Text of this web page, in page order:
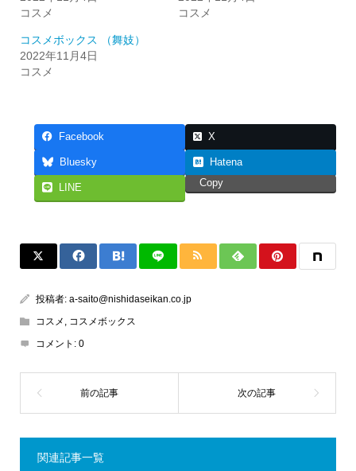
コスメ
コスメ
コスメボックス （舞妓）
2022年11月4日
コスメ
Facebook X
Bluesky Hatena
LINE Copy
投稿者: a-saito@nishidaseikan.co.jp
コスメ , コスメボックス
コメント: 0
関連記事一覧